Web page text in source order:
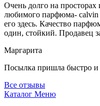
Очень долго на просторах
любимого парфюма- calvin
его здесь. Качество
один, стойкий. Продавец
Маргарита
Посылка пришла быстро
Все отзывы
Каталог Меню